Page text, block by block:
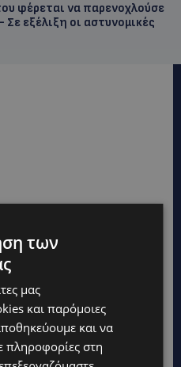
φέρεται να παρενοχλούσε
εξέλιξη οι αστυνομικές
των
μας
και παρόμοιες
και να
πληροφορίες στη